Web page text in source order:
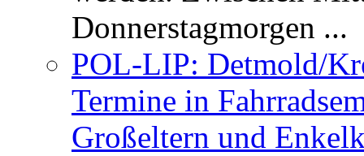
Donnerstagmorgen ...
POL-LIP: Detmold/
Termine in
Großeltern und